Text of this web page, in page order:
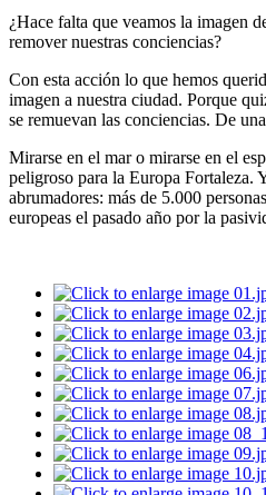
¿Hace falta que veamos la imagen
remover nuestras conciencias?
Con esta acción lo que hemos
imagen a nuestra ciudad. Porque
se remuevan las conciencias. De
Mirarse en el mar o mirarse en el
peligroso para la Europa Fortaleza.
abrumadores: más de 5.000
europeas el pasado año por la